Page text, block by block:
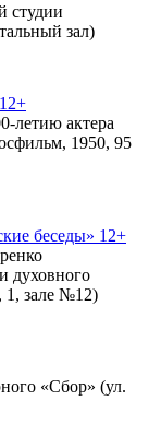
студии
зал)
летию актера
1950, 95
беседы» 12+
духовного
1, зале №12)
«Сбор» (ул.